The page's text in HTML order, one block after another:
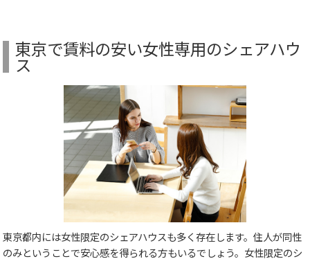
東京で賃料の安い女性専用のシェアハウ
ス
東京都内には女性限定のシェアハウスも多く存在します。住人が同性
のみということで安心感を得られる方もいるでしょう。女性限定のシ